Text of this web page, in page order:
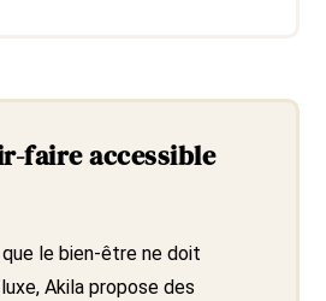
faire accessible
que le bien-être ne doit
Akila propose des